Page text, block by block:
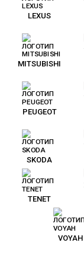
LEXUS
MITSUBISHI
PEUGEOT
SKODA
TENET
VOYAH